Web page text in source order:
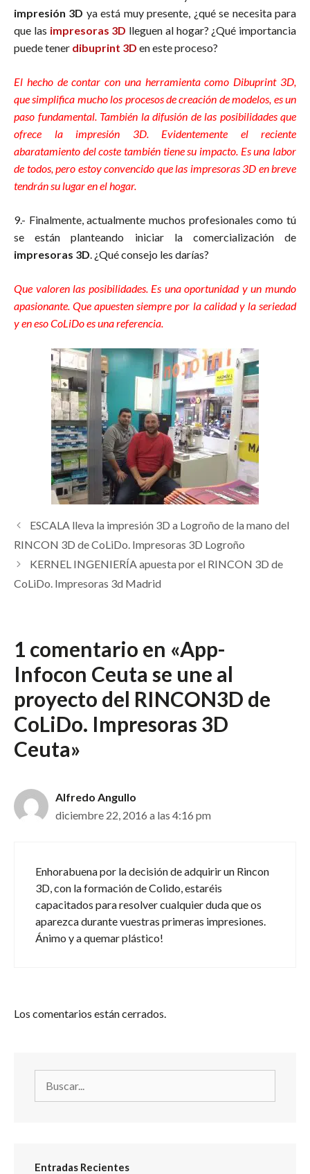
impresión 3D ya está muy presente, ¿qué se necesita para
que las impresoras 3D lleguen al hogar? ¿Qué importancia
puede tener dibuprint 3D en este proceso?
El hecho de contar con una herramienta como Dibuprint 3D,
que simplifica mucho los procesos de creación de modelos, es un
paso fundamental. También la difusión de las posibilidades que
ofrece la impresión 3D. Evidentemente el reciente
abaratamiento del coste también tiene su impacto. Es una labor
de todos, pero estoy convencido que las impresoras 3D en breve
tendrán su lugar en el hogar.
9.- Finalmente, actualmente muchos profesionales como tú
se están planteando iniciar la comercialización de
impresoras 3D. ¿Qué consejo les darías?
Que valoren las posibilidades. Es una oportunidad y un mundo
apasionante. Que apuesten siempre por la calidad y la seriedad
y en eso CoLiDo es una referencia.
ESCALA lleva la impresión 3D a Logroño de la mano del
RINCON 3D de CoLiDo. Impresoras 3D Logroño
KERNEL INGENIERÍA apuesta por el RINCON 3D de
CoLiDo. Impresoras 3d Madrid
1 comentario en «App-
Infocon Ceuta se une al
proyecto del RINCON3D de
CoLiDo. Impresoras 3D
Ceuta»
Alfredo Angullo
diciembre 22, 2016 a las 4:16 pm
Enhorabuena por la decisión de adquirir un Rincon
3D, con la formación de Colido, estaréis
capacitados para resolver cualquier duda que os
aparezca durante vuestras primeras impresiones.
Ánimo y a quemar plástico!
Los comentarios están cerrados.
Entradas Recientes